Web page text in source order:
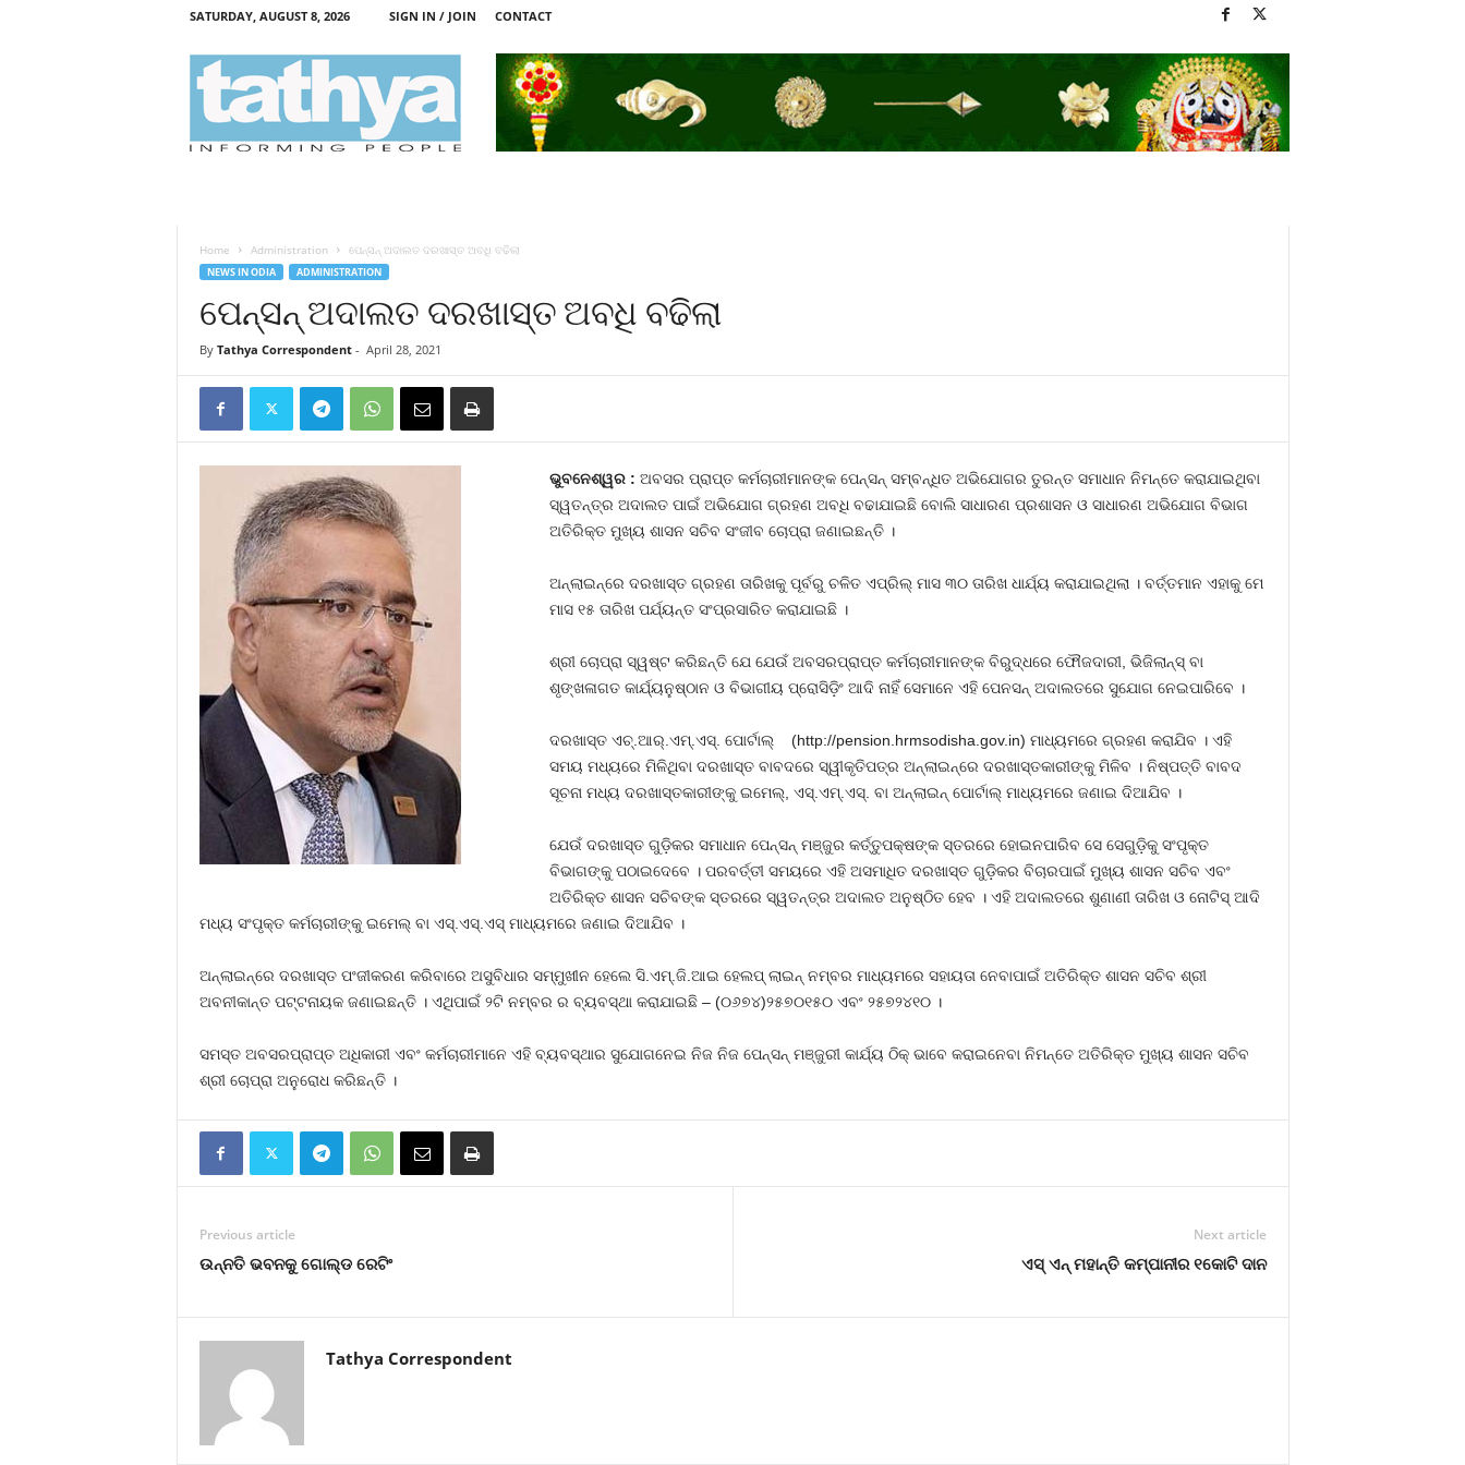
SATURDAY, AUGUST 8, 2026 SIGN IN / JOIN CONTACT
Home Administration ପେନ୍‌ସନ୍‌ ଅଦାଲତ ଦରଖାସ୍ତ ଅବଧି ବଢିଲା
NEWS IN ODIA ADMINISTRATION
ପେନ୍‌ସନ୍‌ ଅଦାଲତ ଦରଖାସ୍ତ ଅବଧି ବଢିଲା
By Tathya Correspondent- April 28, 2021
ଭୁବନେଶ୍ୱର : ଅବସର ପ୍ରାପ୍ତ କର୍ମଚାରୀମାନଙ୍କ ପେନ୍‌ସନ୍‌ ସମ୍ବନ୍ଧିତ ଅଭିଯୋଗର ତୁରନ୍ତ ସମାଧାନ ନିମନ୍ତେ କରାଯାଇଥିବା
ସ୍ୱତନ୍ତ୍ର ଅଦାଲତ ପାଇଁ ଅଭିଯୋଗ ଗ୍ରହଣ ଅବଧି ବଢାଯାଇଛି ବୋଲି ସାଧାରଣ ପ୍ରଶାସନ ଓ ସାଧାରଣ ଅଭିଯୋଗ ବିଭାଗ
ଅତିରିକ୍ତ ମୁଖ୍ୟ ଶାସନ ସଚିବ ସଂଜୀବ ଚୋପ୍ରା ଜଣାଇଛନ୍ତି ।
ଅନ୍‌ଲାଇନ୍‌ରେ ଦରଖାସ୍ତ ଗ୍ରହଣ ତାରିଖକୁ ପୂର୍ବରୁ ଚଳିତ ଏପ୍ରିଲ୍‌ ମାସ ୩୦ ତାରିଖ ଧାର୍ଯ୍ୟ କରାଯାଇଥିଲା । ବର୍ତ୍ତମାନ ଏହାକୁ ମେ
ମାସ ୧୫ ତାରିଖ ପର୍ଯ୍ୟନ୍ତ ସଂପ୍ରସାରିତ କରାଯାଇଛି ।
ଶ୍ରୀ ଚୋପ୍ରା ସ୍ୱଷ୍ଟ କରିଛନ୍ତି ଯେ ଯେଉଁ ଅବସରପ୍ରାପ୍ତ କର୍ମଚାରୀମାନଙ୍କ ବିରୁଦ୍ଧରେ ଫୌଜଦାରୀ, ଭିଜିଲାନ୍‌ସ୍‌ ବା
ଶୃଙ୍ଖଳାଗତ କାର୍ଯ୍ୟନୁଷ୍ଠାନ ଓ ବିଭାଗୀୟ ପ୍ରୋସିଡ଼ିଂ ଆଦି ନାହିଁ ସେମାନେ ଏହି ପେନସନ୍‌ ଅଦାଲତରେ ସୁଯୋଗ ନେଇପାରିବେ ।
ଦରଖାସ୍ତ ଏଚ୍‌.ଆର୍‌.ଏମ୍‌.ଏସ୍‌. ପୋର୍ଟାଲ୍‌ (http://pension.hrmsodisha.gov.in) ମାଧ୍ୟମରେ ଗ୍ରହଣ କରାଯିବ । ଏହି
ସମୟ ମଧ୍ୟରେ ମିଳିଥିବା ଦରଖାସ୍ତ ବାବଦରେ ସ୍ୱୀକୃତିପତ୍ର ଅନ୍‌ଲାଇନ୍‌ରେ ଦରଖାସ୍ତକାରୀଙ୍କୁ ମିଳିବ । ନିଷ୍ପତ୍ତି ବାବଦ
ସୂଚନା ମଧ୍ୟ ଦରଖାସ୍ତକାରୀଙ୍କୁ ଇମେଲ୍‌, ଏସ୍‌.ଏମ୍‌.ଏସ୍‌. ବା ଅନ୍‌ଲାଇନ୍‌ ପୋର୍ଟାଲ୍‌ ମାଧ୍ୟମରେ ଜଣାଇ ଦିଆଯିବ ।
ଯେଉଁ ଦରଖାସ୍ତ ଗୁଡ଼ିକର ସମାଧାନ ପେନ୍‌ସନ୍‌ ମଞ୍ଜୁର କର୍ତ୍ତୁପକ୍ଷଙ୍କ ସ୍ତରରେ ହୋଇନପାରିବ ସେ ସେଗୁଡ଼ିକୁ ସଂପୃକ୍ତ
ବିଭାଗଙ୍କୁ ପଠାଇଦେବେ । ପରବର୍ତ୍ତୀ ସମୟରେ ଏହି ଅସମାଧିତ ଦରଖାସ୍ତ ଗୁଡ଼ିକର ବିଚାରପାଇଁ ମୁଖ୍ୟ ଶାସନ ସଚିବ ଏବଂ
ଅତିରିକ୍ତ ଶାସନ ସଚିବଙ୍କ ସ୍ତରରେ ସ୍ୱତନ୍ତ୍ର ଅଦାଲତ ଅନୁଷ୍ଠିତ ହେବ । ଏହି ଅଦାଲତରେ ଶୁଣାଣୀ ତାରିଖ ଓ ନୋଟିସ୍‌ ଆଦି
ମଧ୍ୟ ସଂପୃକ୍ତ କର୍ମଚାରୀଙ୍କୁ ଇମେଲ୍‌ ବା ଏସ୍‌.ଏସ୍‌.ଏସ୍‌ ମାଧ୍ୟମରେ ଜଣାଇ ଦିଆଯିବ ।
ଅନ୍‌ଲାଇନ୍‌ରେ ଦରଖାସ୍ତ ପଂଜୀକରଣ କରିବାରେ ଅସୁବିଧାର ସମ୍ମୁଖୀନ ହେଲେ ସି.ଏମ୍‌.ଜି.ଆଇ ହେଲପ୍‌ ଲାଇନ୍‌ ନମ୍ବର ମାଧ୍ୟମରେ ସହାୟତା ନେବାପାଇଁ ଅତିରିକ୍ତ ଶାସନ ସଚିବ ଶ୍ରୀ
ଅବନୀକାନ୍ତ ପଟ୍ଟନାୟକ ଜଣାଇଛନ୍ତି । ଏଥିପାଇଁ ୨ଟି ନମ୍ବର ର ବ୍ୟବସ୍ଥା କରାଯାଇଛି – (୦୬୭୪)୨୫୭୦୧୫୦ ଏବଂ ୨୫୭୨୪୧୦ ।
ସମସ୍ତ ଅବସରପ୍ରାପ୍ତ ଅଧିକାରୀ ଏବଂ କର୍ମଚାରୀମାନେ ଏହି ବ୍ୟବସ୍ଥାର ସୁଯୋଗନେଇ ନିଜ ନିଜ ପେନ୍‌ସନ୍‌ ମଞ୍ଜୁରୀ କାର୍ଯ୍ୟ ଠିକ୍‌ ଭାବେ କରାଇନେବା ନିମନ୍ତେ ଅତିରିକ୍ତ ମୁଖ୍ୟ ଶାସନ ସଚିବ
ଶ୍ରୀ ଚୋପ୍ରା ଅନୁରୋଧ କରିଛନ୍ତି ।
Previous article
ଉନ୍ନତି ଭବନକୁ ଗୋଲ୍ଡ ରେଟିଂ
Next article
ଏସ୍‌ ଏନ୍‌ ମହାନ୍ତି କମ୍ପାନୀର ୧କୋଟି ଦାନ
Tathya Correspondent